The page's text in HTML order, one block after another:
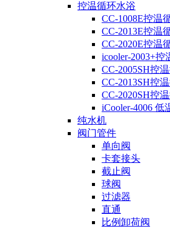
控温循环水浴
CC-1008E控温
CC-2013E控温
CC-2020E控温
icooler-2003+控
CC-2005SH控
CC-2013SH控
CC-2020SH控
iCooler-4006 低
纯水机
阀门管件
单向阀
卡套接头
截止阀
球阀
过滤器
直通
比例卸荷阀